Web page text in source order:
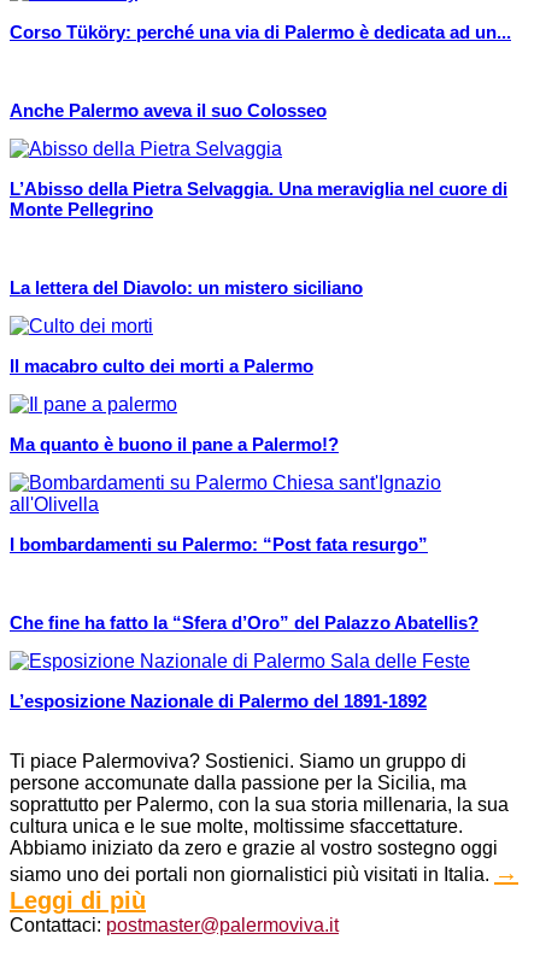
Corso Tüköry: perché una via di Palermo è dedicata ad un...
Anche Palermo aveva il suo Colosseo
L’Abisso della Pietra Selvaggia. Una meraviglia nel cuore di
Monte Pellegrino
La lettera del Diavolo: un mistero siciliano
Il macabro culto dei morti a Palermo
Ma quanto è buono il pane a Palermo!?
I bombardamenti su Palermo: “Post fata resurgo”
Che fine ha fatto la “Sfera d’Oro” del Palazzo Abatellis?
L’esposizione Nazionale di Palermo del 1891-1892
Ti piace Palermoviva? Sostienici. Siamo un gruppo di
persone accomunate dalla passione per la Sicilia, ma
soprattutto per Palermo, con la sua storia millenaria, la sua
cultura unica e le sue molte, moltissime sfaccettature.
Abbiamo iniziato da zero e grazie al vostro sostegno oggi
siamo uno dei portali non giornalistici più visitati in Italia. →
Leggi di più
Contattaci: postmaster@palermoviva.it